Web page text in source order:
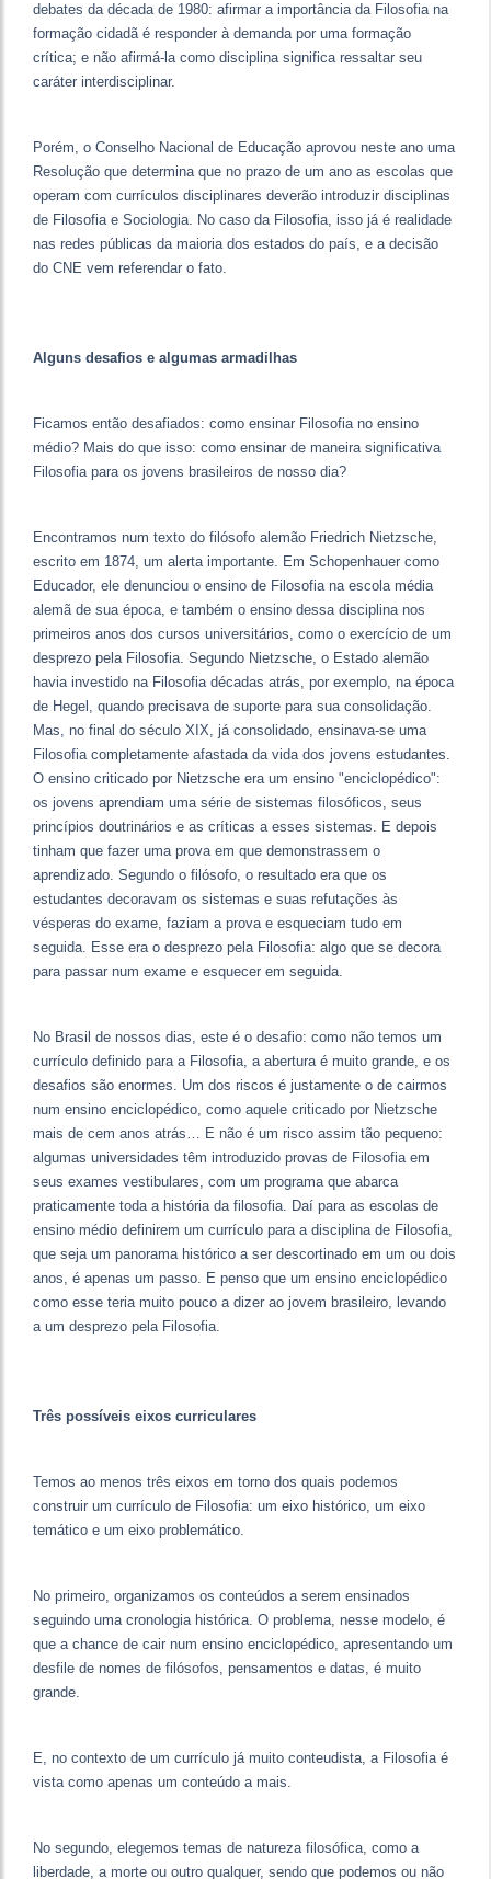
debates da década de 1980: afirmar a importância da Filosofia na
formação cidadã é responder à demanda por uma formação
crítica; e não afirmá-la como disciplina significa ressaltar seu
caráter interdisciplinar.
Porém, o Conselho Nacional de Educação aprovou neste ano uma
Resolução que determina que no prazo de um ano as escolas que
operam com currículos disciplinares deverão introduzir disciplinas
de Filosofia e Sociologia. No caso da Filosofia, isso já é realidade
nas redes públicas da maioria dos estados do país, e a decisão
do CNE vem referendar o fato.
Alguns desafios e algumas armadilhas
Ficamos então desafiados: como ensinar Filosofia no ensino
médio? Mais do que isso: como ensinar de maneira significativa
Filosofia para os jovens brasileiros de nosso dia?
Encontramos num texto do filósofo alemão Friedrich Nietzsche,
escrito em 1874, um alerta importante. Em Schopenhauer como
Educador, ele denunciou o ensino de Filosofia na escola média
alemã de sua época, e também o ensino dessa disciplina nos
primeiros anos dos cursos universitários, como o exercício de um
desprezo pela Filosofia. Segundo Nietzsche, o Estado alemão
havia investido na Filosofia décadas atrás, por exemplo, na época
de Hegel, quando precisava de suporte para sua consolidação.
Mas, no final do século XIX, já consolidado, ensinava-se uma
Filosofia completamente afastada da vida dos jovens estudantes.
O ensino criticado por Nietzsche era um ensino "enciclopédico":
os jovens aprendiam uma série de sistemas filosóficos, seus
princípios doutrinários e as críticas a esses sistemas. E depois
tinham que fazer uma prova em que demonstrassem o
aprendizado. Segundo o filósofo, o resultado era que os
estudantes decoravam os sistemas e suas refutações às
vésperas do exame, faziam a prova e esqueciam tudo em
seguida. Esse era o desprezo pela Filosofia: algo que se decora
para passar num exame e esquecer em seguida.
No Brasil de nossos dias, este é o desafio: como não temos um
currículo definido para a Filosofia, a abertura é muito grande, e os
desafios são enormes. Um dos riscos é justamente o de cairmos
num ensino enciclopédico, como aquele criticado por Nietzsche
mais de cem anos atrás… E não é um risco assim tão pequeno:
algumas universidades têm introduzido provas de Filosofia em
seus exames vestibulares, com um programa que abarca
praticamente toda a história da filosofia. Daí para as escolas de
ensino médio definirem um currículo para a disciplina de Filosofia,
que seja um panorama histórico a ser descortinado em um ou dois
anos, é apenas um passo. E penso que um ensino enciclopédico
como esse teria muito pouco a dizer ao jovem brasileiro, levando
a um desprezo pela Filosofia.
Três possíveis eixos curriculares
Temos ao menos três eixos em torno dos quais podemos
construir um currículo de Filosofia: um eixo histórico, um eixo
temático e um eixo problemático.
No primeiro, organizamos os conteúdos a serem ensinados
seguindo uma cronologia histórica. O problema, nesse modelo, é
que a chance de cair num ensino enciclopédico, apresentando um
desfile de nomes de filósofos, pensamentos e datas, é muito
grande.
E, no contexto de um currículo já muito conteudista, a Filosofia é
vista como apenas um conteúdo a mais.
No segundo, elegemos temas de natureza filosófica, como a
liberdade, a morte ou outro qualquer, sendo que podemos ou não